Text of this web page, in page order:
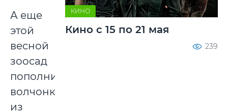
А еще
этой
весной
зоосад
пополнится
волчонком
из
КИНО
Кино с 15 по 21 мая
239